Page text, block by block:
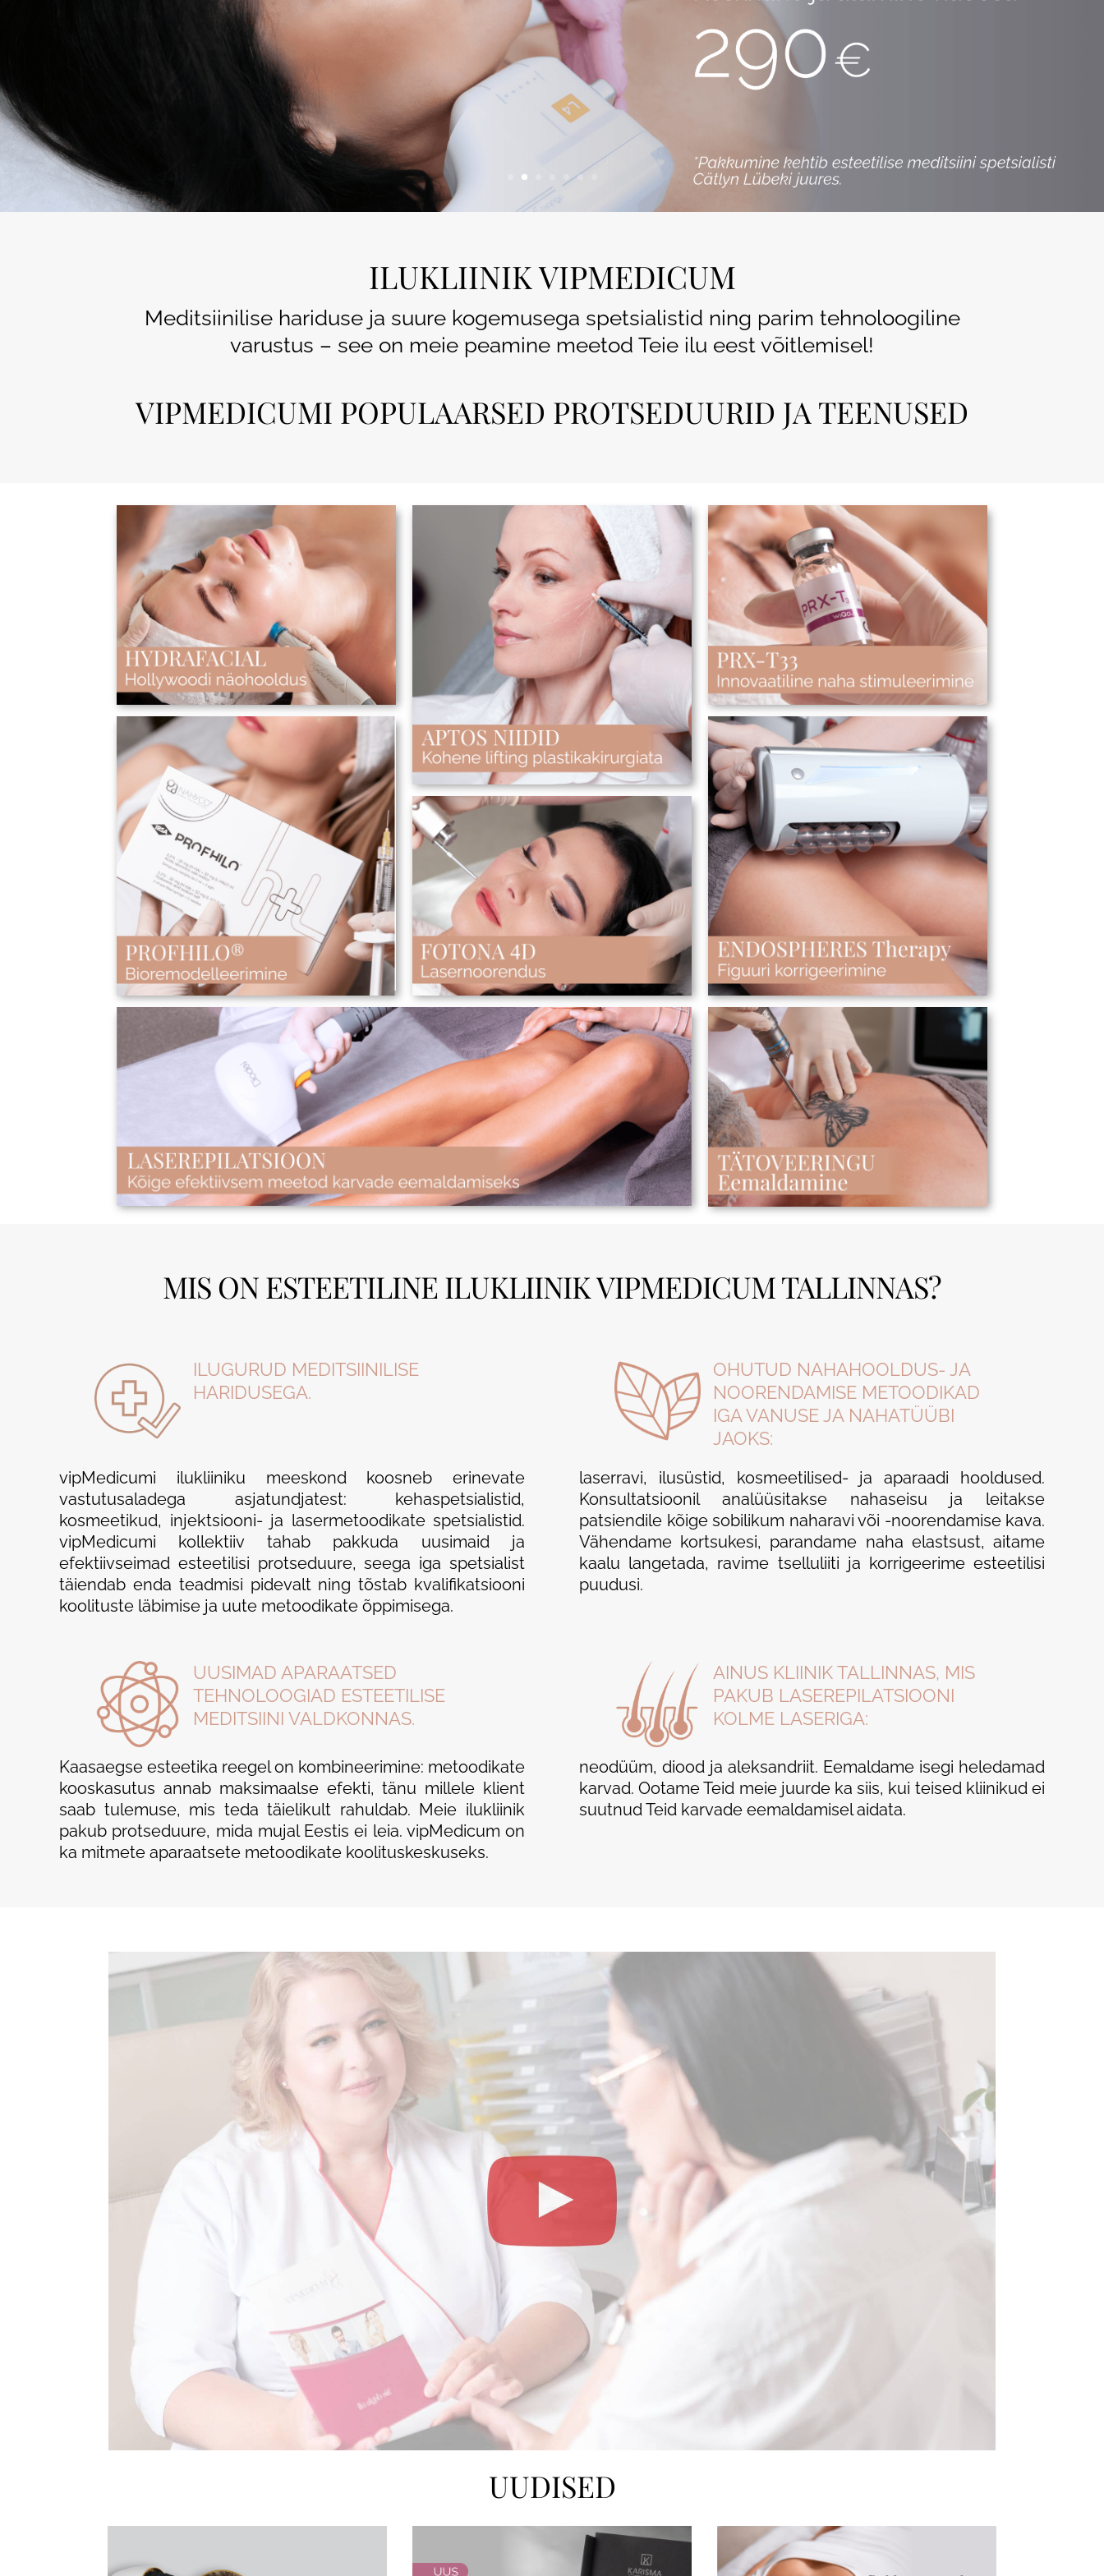
Profhilo® Structura
RRS® HA LONG LASTING
Mesoteraapia
Meso-Radiesse®
Karboksüteraapia
Laserepilatsioon
Keha modelleerimine
Massaaž
Kosmeetilised teenused
Günekoloogia
Triholoogia
ILUKLIINIK VIPMEDICUM
Meditsiinilise hariduse ja suure kogemusega spetsialistid ning parim tehnoloogiline
varustus – see on meie peamine meetod Teie ilu eest võitlemisel!
VIPMEDICUMI POPULAARSED PROTSEDUURID JA TEENUSED
MIS ON ESTEETILINE ILUKLIINIK VIPMEDICUM TALLINNAS?
ILUGURUD MEDITSIINILISE
HARIDUSEGA.
OHUTUD NAHAHOOLDUS- JA
NOORENDAMISE METOODIKAD
IGA VANUSE JA NAHATÜÜBI
JAOKS:
vipMedicumi ilukliiniku meeskond koosneb erinevate
vastutusaladega asjatundjatest: kehaspetsialistid,
kosmeetikud, injektsiooni- ja lasermetoodikate spetsialistid.
vipMedicumi kollektiiv tahab pakkuda uusimaid ja
efektiivseimad esteetilisi protseduure, seega iga spetsialist
täiendab enda teadmisi pidevalt ning tõstab kvalifikatsiooni
koolituste läbimise ja uute metoodikate õppimisega.
laserravi, ilusüstid, kosmeetilised- ja aparaadi hooldused.
Konsultatsioonil analüüsitakse nahaseisu ja leitakse
patsiendile kõige sobilikum naharavi või -noorendamise kava.
Vähendame kortsukesi, parandame naha elastsust, aitame
kaalu langetada, ravime tselluliiti ja korrigeerime esteetilisi
puudusi.
UUSIMAD APARAATSED
TEHNOLOOGIAD ESTEETILISE
MEDITSIINI VALDKONNAS.
AINUS KLIINIK TALLINNAS, MIS
PAKUB LASEREPILATSIOONI
KOLME LASERIGA:
Kaasaegse esteetika reegel on kombineerimine: metoodikate
kooskasutus annab maksimaalse efekti, tänu millele klient
saab tulemuse, mis teda täielikult rahuldab. Meie ilukliinik
pakub protseduure, mida mujal Eestis ei leia. vipMedicum on
ka mitmete aparaatsete metoodikate koolituskeskuseks.
neodüüm, diood ja aleksandriit. Eemaldame isegi heledamad
karvad. Ootame Teid meie juurde ka siis, kui teised kliinikud ei
suutnud Teid karvade eemaldamisel aidata.
UUDISED